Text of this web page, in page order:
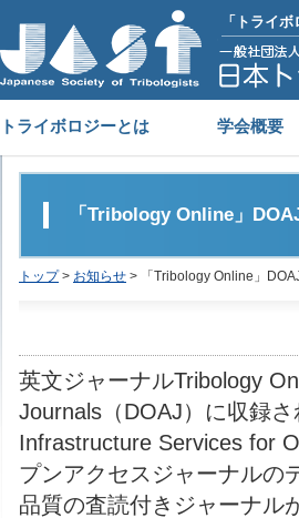
「トライ
トライボロジーとは 学会概要
「Tribology Online」
トップ> お知らせ > 「Tribology Online」
英文ジャーナルTribology
Journals（DOAJ）に収録
Infrastructure Services for
プンアクセスジャーナルの
品質の査読付きジャーナル